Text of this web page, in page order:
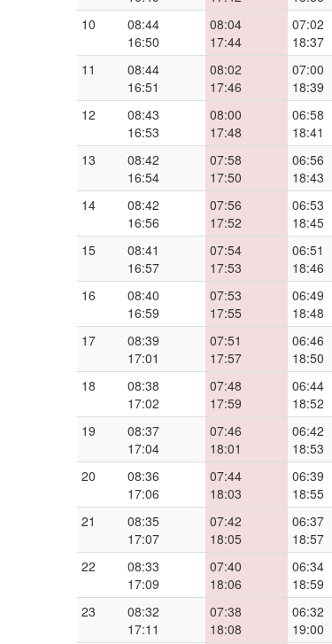
10
08:44
16:50
08:04
17:44
07:02
18:37
11
08:44
16:51
08:02
17:46
07:00
18:39
12
08:43
16:53
08:00
17:48
06:58
18:41
13
08:42
16:54
07:58
17:50
06:56
18:43
14
08:42
16:56
07:56
17:52
06:53
18:45
15
08:41
16:57
07:54
17:53
06:51
18:46
16
08:40
16:59
07:53
17:55
06:49
18:48
17
08:39
17:01
07:51
17:57
06:46
18:50
18
08:38
17:02
07:48
17:59
06:44
18:52
19
08:37
17:04
07:46
18:01
06:42
18:53
20
08:36
17:06
07:44
18:03
06:39
18:55
21
08:35
17:07
07:42
18:05
06:37
18:57
22
08:33
17:09
07:40
18:06
06:34
18:59
23
08:32
17:11
07:38
18:08
06:32
19:00